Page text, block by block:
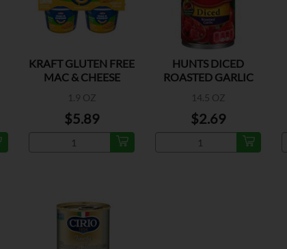
KRAFT GLUTEN FREE
MAC & CHEESE
1.9 OZ
$5.89
HUNTS DICED
ROASTED GARLIC
14.5 OZ
$2.69